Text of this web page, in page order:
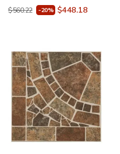
$560.22 -20% $448.18